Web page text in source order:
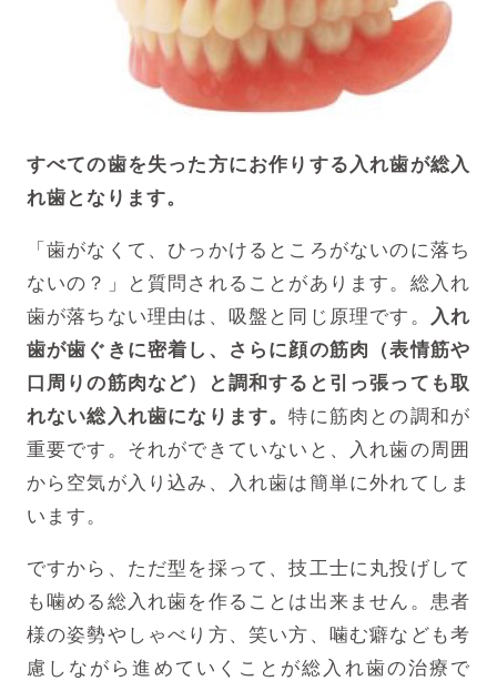
すべての歯を失った方にお作りする入れ歯が総入
れ歯となります。
「歯がなくて、ひっかけるところがないのに落ち
ないの？」と質問されることがあります。総入れ
歯が落ちない理由は、吸盤と同じ原理です。
入れ
歯が歯ぐきに密着し、さらに顔の筋肉（表情筋や
口周りの筋肉など）と調和すると引っ張っても取
れない総入れ歯になります。特に筋肉との調和が
重要です。それができていないと、入れ歯の周囲
から空気が入り込み、入れ歯は簡単に外れてしま
います。
ですから、ただ型を採って、技工士に丸投げして
も噛める総入れ歯を作ることは出来ません。患者
様の姿勢やしゃべり方、笑い方、噛む癖なども考
慮しながら進めていくことが総入れ歯の治療で